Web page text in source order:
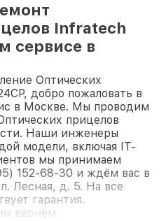
Infratech
сервисе в
Оптических
добро пожаловать в
в Москве. Мы проводим
прицелов
Наши инженеры
модели, включая IT-
мы принимаем
152-68-30 и ждём вас в
Лесная, д. 5. На все
гарантия.
вернём